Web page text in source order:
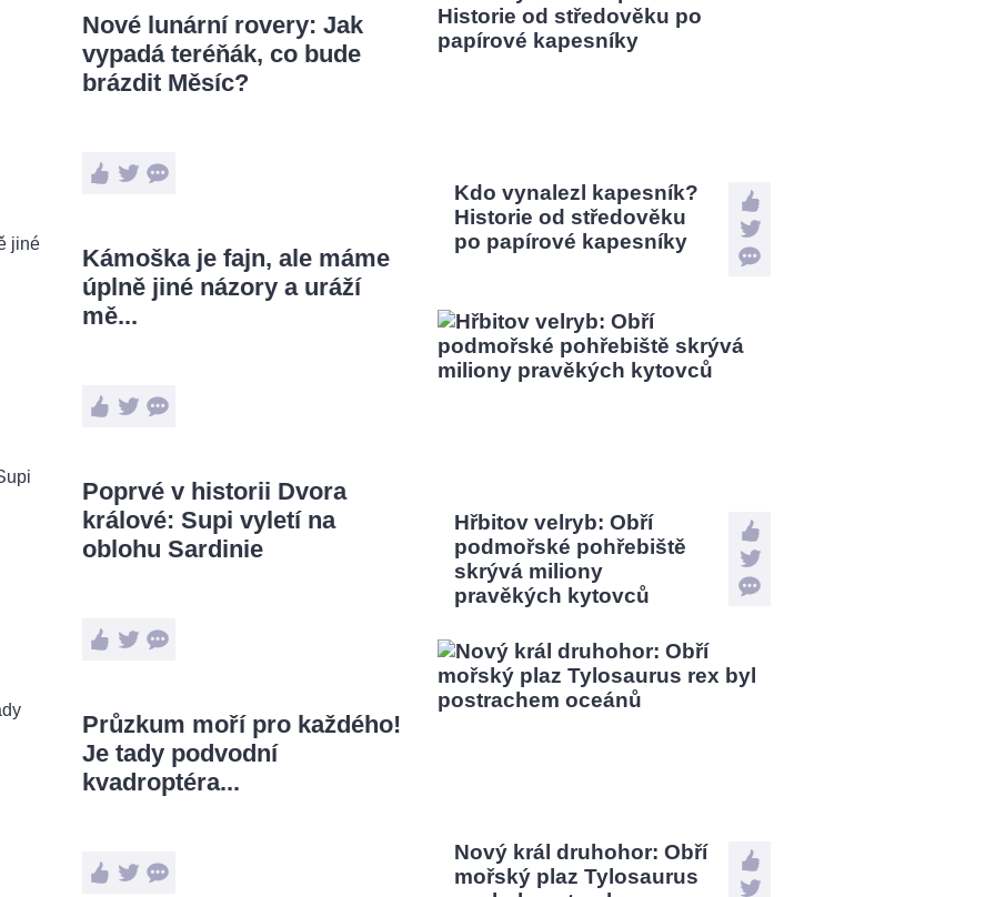
Nové lunární rovery: Jak
vypadá teréňák, co bude
brázdit Měsíc?
Kámoška je fajn, ale máme
úplně jiné názory a uráží
mě...
Poprvé v historii Dvora
králové: Supi vyletí na
oblohu Sardinie
Průzkum moří pro každého!
Je tady podvodní
kvadroptéra...
Kdo vynalezl kapesník?
Historie od středověku
po papírové kapesníky
Hřbitov velryb: Obří
podmořské pohřebiště
skrývá miliony
pravěkých kytovců
Nový král druhohor: Obří
mořský plaz Tylosaurus